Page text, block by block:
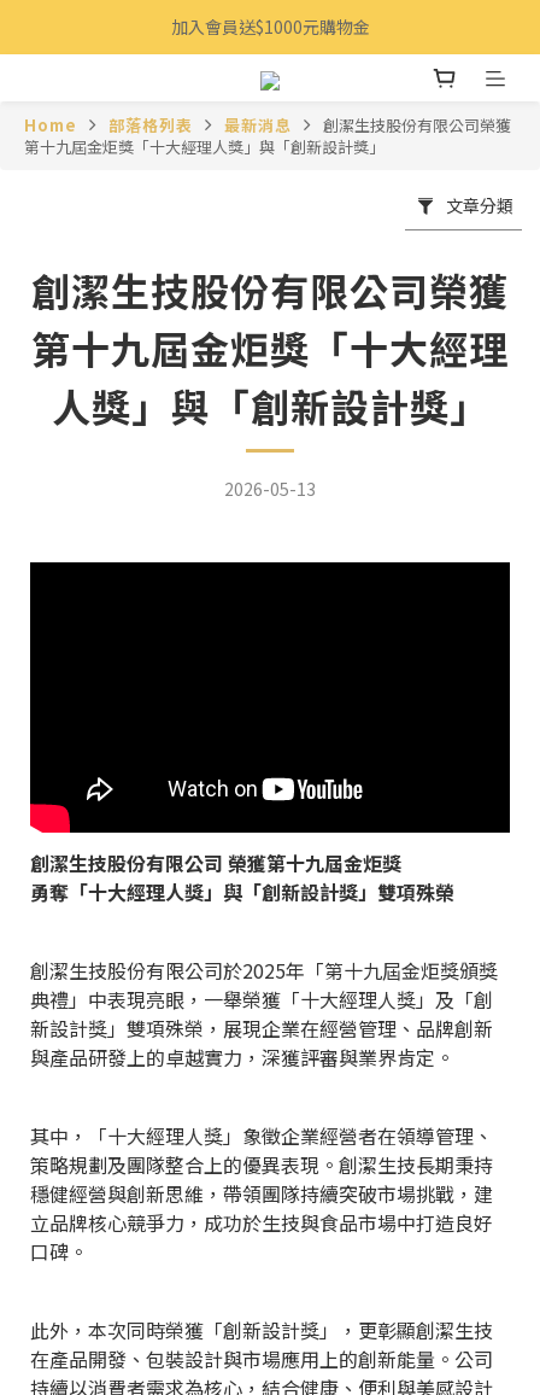
加入會員送$1000元購物金
Home 部落格列表 最新消息
創潔生技股份有限公司榮獲
第十九屆金炬獎「十大經理人獎」與「創新設計獎」
文章分類
創潔生技股份有限公司榮獲
第十九屆金炬獎「十大經理
人獎」與「創新設計獎」
2026-05-13
創潔生技股份有限公司 榮獲第十九屆金炬獎
勇奪「十大經理人獎」與「創新設計獎」雙項殊榮
創潔生技股份有限公司於2025年「第十九屆金炬獎頒獎
典禮」中表現亮眼，一舉榮獲「十大經理人獎」及「創
新設計獎」雙項殊榮，展現企業在經營管理、品牌創新
與產品研發上的卓越實力，深獲評審與業界肯定。
其中，「十大經理人獎」象徵企業經營者在領導管理、
策略規劃及團隊整合上的優異表現。創潔生技長期秉持
穩健經營與創新思維，帶領團隊持續突破市場挑戰，建
立品牌核心競爭力，成功於生技與食品市場中打造良好
口碑。
此外，本次同時榮獲「創新設計獎」，更彰顯創潔生技
在產品開發、包裝設計與市場應用上的創新能量。公司
持續以消費者需求為核心，結合健康、便利與美感設計